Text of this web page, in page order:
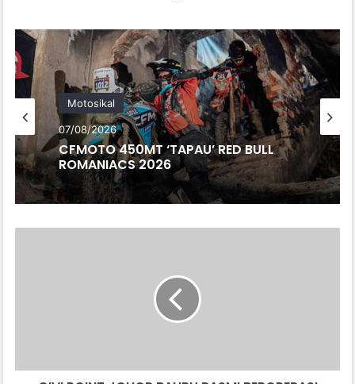
te
Motosikal
07/08/2026
CFMOTO 450MT ‘TAPAU’ RED BULL
ROMANIACS 2026
T